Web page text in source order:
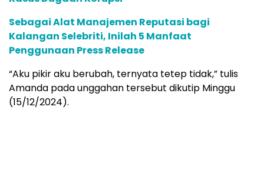
Sebagai Alat Manajemen Reputasi bagi
Kalangan Selebriti, Inilah 5 Manfaat
Penggunaan Press Release
“Aku pikir aku berubah, ternyata tetep tidak,” tulis
Amanda pada unggahan tersebut dikutip Minggu
(15/12/2024).